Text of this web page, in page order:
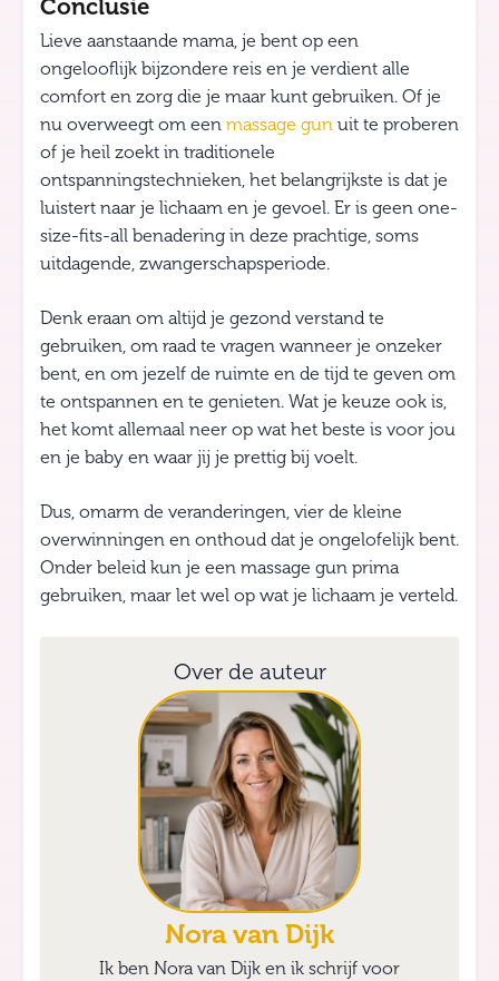
Conclusie
Lieve aanstaande mama, je bent op een
ongelooflijk bijzondere reis en je verdient alle
comfort en zorg die je maar kunt gebruiken. Of je
nu overweegt om een massage gun uit te proberen
of je heil zoekt in traditionele
ontspanningstechnieken, het belangrijkste is dat je
luistert naar je lichaam en je gevoel. Er is geen one-
size-fits-all benadering in deze prachtige, soms
uitdagende, zwangerschapsperiode.
Denk eraan om altijd je gezond verstand te
gebruiken, om raad te vragen wanneer je onzeker
bent, en om jezelf de ruimte en de tijd te geven om
te ontspannen en te genieten. Wat je keuze ook is,
het komt allemaal neer op wat het beste is voor jou
en je baby en waar jij je prettig bij voelt.
Dus, omarm de veranderingen, vier de kleine
overwinningen en onthoud dat je ongelofelijk bent.
Onder beleid kun je een massage gun prima
gebruiken, maar let wel op wat je lichaam je verteld.
Over de auteur
Nora van Dijk
Ik ben Nora van Dijk en ik schrijf voor